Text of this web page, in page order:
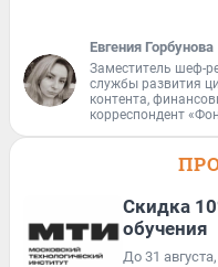
Евгения Горбунова
Заместитель шеф-
службы развития
контента,
корреспондент
Скидка
обучения
До 31